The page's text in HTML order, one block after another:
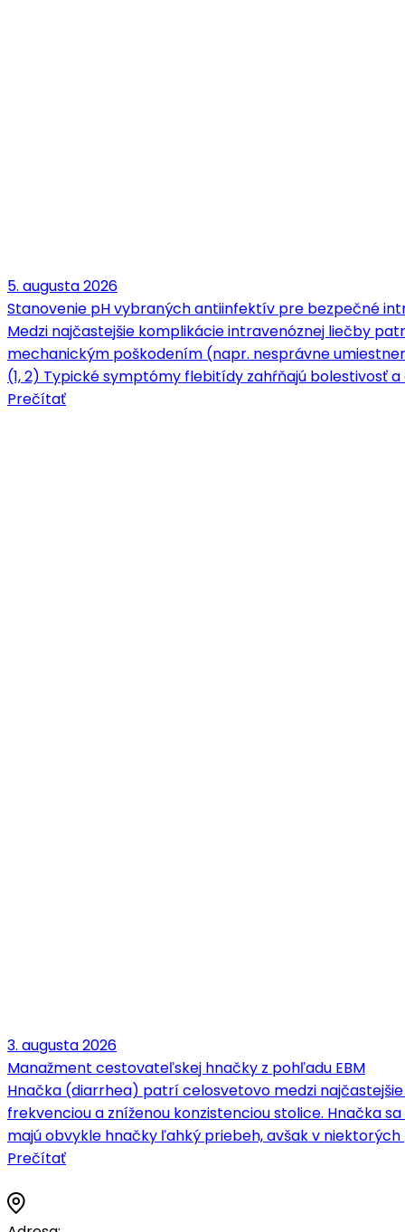
5. augusta 2026
Stanovenie pH vybraných antiinfektív pre bezpečné
Medzi najčastejšie komplikácie intravenóznej liečby
mechanickým poškodením (napr. nesprávne
(1, 2) Typické symptómy flebitídy zahŕňajú bolestivosť
Prečítať
3. augusta 2026
Manažment cestovateľskej hnačky z pohľadu EBM
Hnačka (diarrhea) patrí celosvetovo medzi
frekvenciou a zníženou konzistenciou stolice. Hnačka
majú obvykle hnačky ľahký priebeh, avšak v
Prečítať